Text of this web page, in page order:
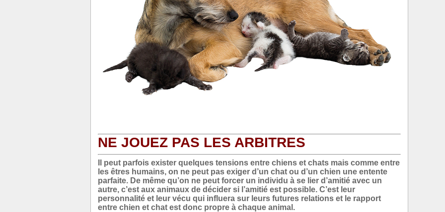
NE JOUEZ PAS LES ARBITRES
Il peut parfois exister quelques tensions entre chiens et chats mais comme entre
les êtres humains, on ne peut pas exiger d’un chat ou d’un chien une entente
parfaite. De même qu’on ne peut forcer un individu à se lier d’amitié avec un
autre, c’est aux animaux de décider si l’amitié est possible. C’est leur
personnalité et leur vécu qui influera sur leurs futures relations et le rapport
entre chien et chat est donc propre à chaque animal.